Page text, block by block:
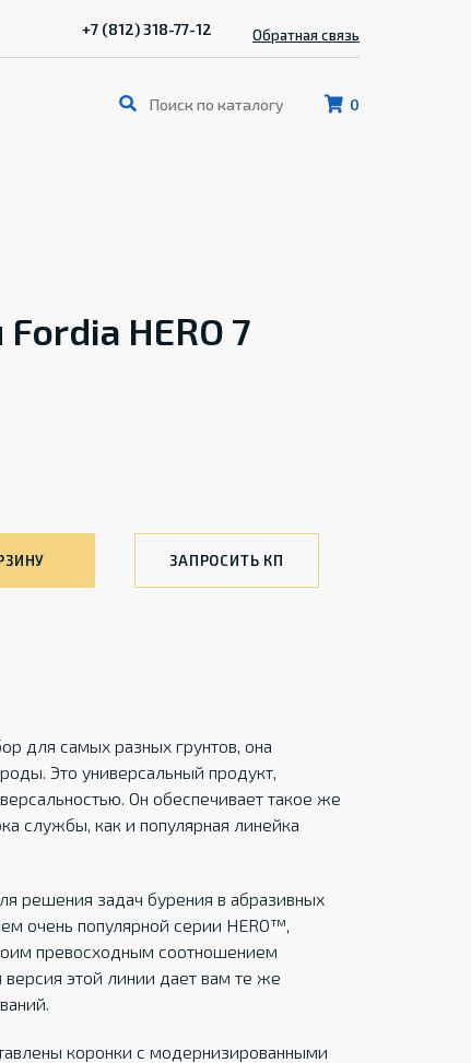
0
+7 (812) 318-77-12 Обратная связь
HERO 7
ЗАПРОСИТЬ КП
для самых разных грунтов, она
Это универсальный продукт,
Он обеспечивает такое же
службы, как и популярная линейка
решения задач бурения в абразивных
очень популярной серии HERO™,
превосходным соотношением
этой линии дает вам те же
коронки с модернизированными